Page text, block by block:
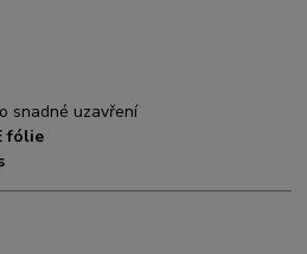
snadné uzavření
fólie